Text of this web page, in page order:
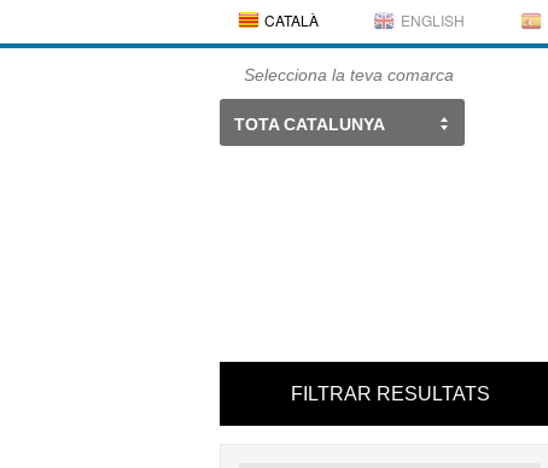
CATALÀ ENGLISH
Selecciona la teva comarca
TOTA CATALUNYA
FILTRAR RESULTATS